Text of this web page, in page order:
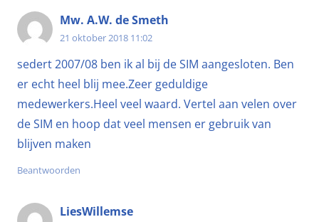
Mw. A.W. de Smeth
21 oktober 2018 11:02
sedert 2007/08 ben ik al bij de SIM aangesloten. Ben
er echt heel blij mee.Zeer geduldige
medewerkers.Heel veel waard. Vertel aan velen over
de SIM en hoop dat veel mensen er gebruik van
blijven maken
Beantwoorden
LiesWillemse